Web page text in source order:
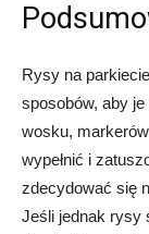
Rysy na
sposobów, aby
wosku,
wypełnić i
zdecydować się
Jeśli jednak rysy